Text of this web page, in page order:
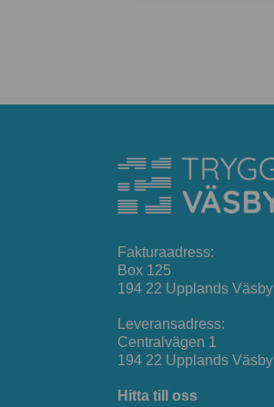
Fakturaadress:
Box 125
194 22 Upplands Väsby
Leveransadress:
Centralvägen 1
194 22 Upplands Väsby
Hitta till oss